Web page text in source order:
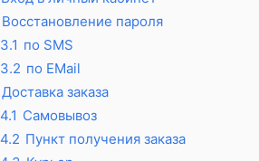
Восстановление пароля
3.1 по SMS
3.2 по EMail
Доставка заказа
4.1 Самовывоз
4.2 Пункт получения заказа